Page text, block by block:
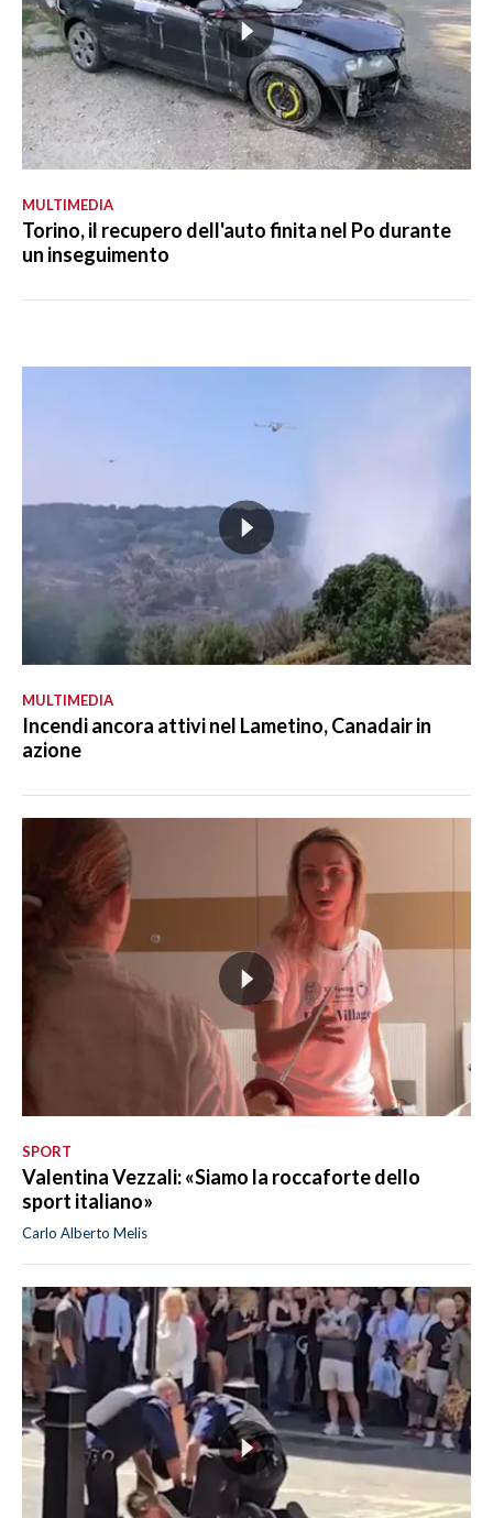
MULTIMEDIA
Torino, il recupero dell'auto finita nel Po durante
un inseguimento
MULTIMEDIA
Incendi ancora attivi nel Lametino, Canadair in
azione
SPORT
Valentina Vezzali: «Siamo la roccaforte dello
sport italiano»
Carlo Alberto Melis